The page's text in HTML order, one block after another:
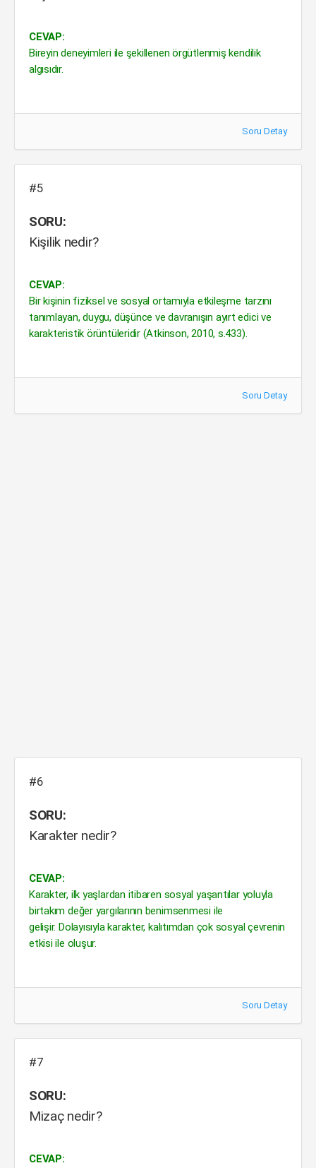
CEVAP:
Bireyin deneyimleri ile şekillenen örgütlenmiş kendilik
algısıdır.
Soru Detay
#5
SORU:
Kişilik nedir?
CEVAP:
Bir kişinin fiziksel ve sosyal ortamıyla etkileşme tarzını
tanımlayan, duygu, düşünce ve davranışın ayırt edici ve
karakteristik örüntüleridir (Atkinson, 2010, s.433).
Soru Detay
#6
SORU:
Karakter nedir?
CEVAP:
Karakter, ilk yaşlardan itibaren sosyal yaşantılar yoluyla
birtakım değer yargılarının benimsenmesi ile
gelişir. Dolayısıyla karakter, kalıtımdan çok sosyal çevrenin
etkisi ile oluşur.
Soru Detay
#7
SORU:
Mizaç nedir?
CEVAP: